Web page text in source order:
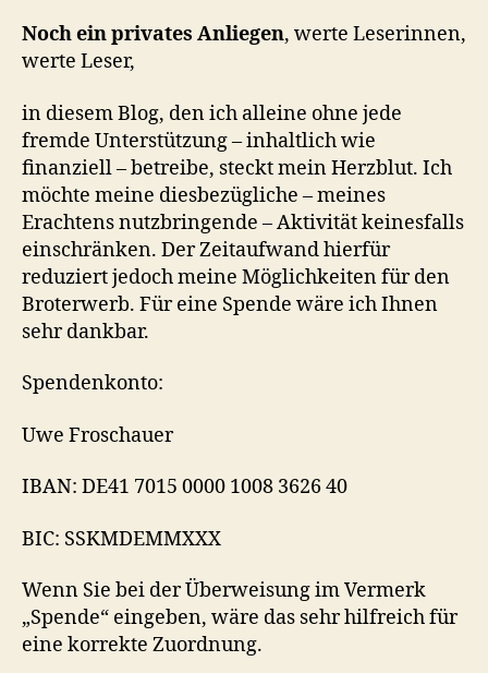
Noch ein privates Anliegen, werte Leserinnen,
werte Leser,
in diesem Blog, den ich alleine ohne jede
fremde Unterstützung – inhaltlich wie
finanziell – betreibe, steckt mein Herzblut. Ich
möchte meine diesbezügliche – meines
Erachtens nutzbringende – Aktivität keinesfalls
einschränken. Der Zeitaufwand hierfür
reduziert jedoch meine Möglichkeiten für den
Broterwerb. Für eine Spende wäre ich Ihnen
sehr dankbar.
Spendenkonto:
Uwe Froschauer
IBAN: DE41 7015 0000 1008 3626 40
BIC: SSKMDEMMXXX
Wenn Sie bei der Überweisung im Vermerk
„Spende“ eingeben, wäre das sehr hilfreich für
eine korrekte Zuordnung.